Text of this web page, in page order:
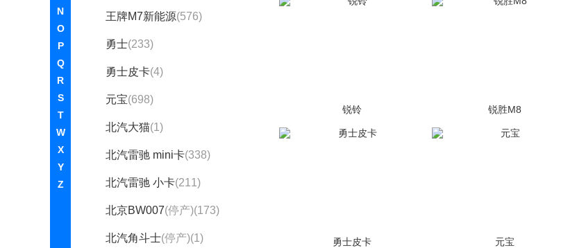
N
O
P
Q
R
S
T
W
X
Y
Z
王牌M7新能源(576)
勇士(233)
勇士皮卡(4)
元宝(698)
北汽大猫(1)
北汽雷驰 mini卡(338)
北汽雷驰 小卡(211)
北京BW007(停产)(173)
北汽角斗士(停产)(1)
锐铃
锐胜M8
勇士皮卡
元宝